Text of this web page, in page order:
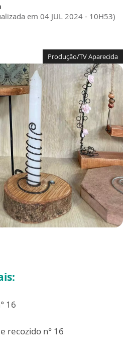
em 04 JUL 2024 - 10H53)
Produção/TV Aparecida
16
recozido n° 16